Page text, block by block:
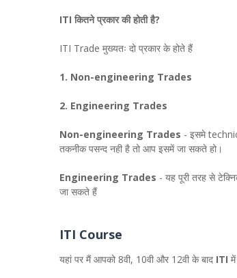
ITI कितने प्रकार की होती है?
ITI Trade मुख्यतः दो प्रकार के होते हैं
1. Non-engineering Trades
2. Engineering Trades
Non-engineering Trades - इसमे
तकनीक पसन्द नही है तो आप इसमें जा सकते हो।
Engineering Trades - यह पूरी तरह से
जा सकते हैं
ITI Course
यहां पर मैं आपको 8वी, 10वी और 12वी के बाद ITI